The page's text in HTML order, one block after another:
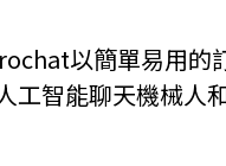
以簡單易用的
智能聊天機械人